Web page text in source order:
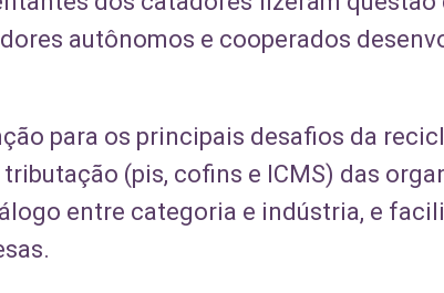
autônomos e cooperados
para os principais desafios da
(pis, cofins e ICMS) das
entre categoria e indústria, e